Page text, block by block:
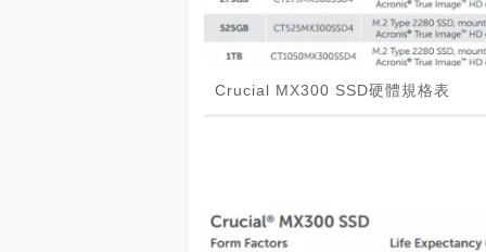
Crucial MX300 SSD硬體規格表